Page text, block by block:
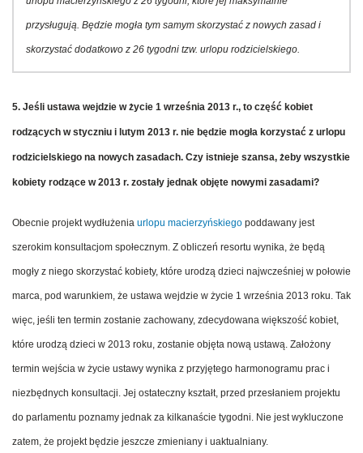
przysługują. Będzie mogła tym samym skorzystać z nowych zasad i
skorzystać dodatkowo z 26 tygodni tzw. urlopu rodzicielskiego.
5. Jeśli ustawa wejdzie w życie 1 września 2013 r., to część kobiet
rodzących w styczniu i lutym 2013 r. nie będzie mogła korzystać z urlopu
rodzicielskiego na nowych zasadach. Czy istnieje szansa, żeby wszystkie
kobiety rodzące w 2013 r. zostały jednak objęte nowymi zasadami?
Obecnie projekt wydłużenia urlopu macierzyńskiego poddawany jest
szerokim konsultacjom społecznym. Z obliczeń resortu wynika, że będą
mogły z niego skorzystać kobiety, które urodzą dzieci najwcześniej w połowie
marca, pod warunkiem, że ustawa wejdzie w życie 1 września 2013 roku. Tak
więc, jeśli ten termin zostanie zachowany, zdecydowana większość kobiet,
które urodzą dzieci w 2013 roku, zostanie objęta nową ustawą. Założony
termin wejścia w życie ustawy wynika z przyjętego harmonogramu prac i
niezbędnych konsultacji. Jej ostateczny kształt, przed przesłaniem projektu
do parlamentu poznamy jednak za kilkanaście tygodni. Nie jest wykluczone
zatem, że projekt będzie jeszcze zmieniany i uaktualniany.